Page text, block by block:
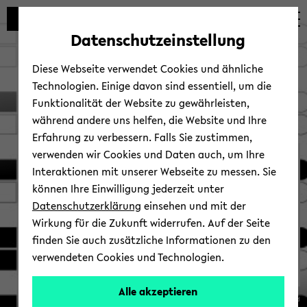
Automatische
vermeiden
zum
wechseln
zum
wechseln
zum
wechseln
D06
Ver­
© Uni­ver­si­tät Bie­le­feld
Datenschutzeinstellung
Diese Webseite verwendet Cookies und ähnliche
Technologien. Einige davon sind essentiell, um die
Funktionalität der Website zu gewährleisten,
während andere uns helfen, die Website und Ihre
Erfahrung zu verbessern. Falls Sie zustimmen,
verwenden wir Cookies und Daten auch, um Ihre
Interaktionen mit unserer Webseite zu messen. Sie
können Ihre Einwilligung jederzeit unter
Datenschutzerklärung einsehen und mit der
Wirkung für die Zukunft widerrufen. Auf der Seite
finden Sie auch zusätzliche Informationen zu den
verwendeten Cookies und Technologien.
Alle akzeptieren